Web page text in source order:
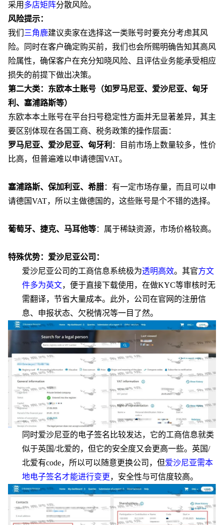
采用 多店矩阵分散风险。
风险提示：
我们 三角鹿建议卖家在选择这一类账号时要充分考虑其风
险。同时在客户确定购买前，我们也会所赐明确告知其高风
险属性，确保客户在充分知晓风险、且评估业务能承受相应
损失的前提下做出决策。
第二大类：东欧本土账号（如罗马尼亚、爱沙尼亚、匈牙
利、塞浦路斯等）
东欧本本土账号在平台扫号稳定性方面并无显著差异，其主
要区别体现在各国工商、税务政策的操作层面：
罗马尼亚、爱沙尼亚、匈牙利 ：目前市场上数量较多，性价
比高，但普遍难以申请德国VAT。
塞浦路斯、保加利亚、希腊：有一定市场存量， 而且可以申
请德国VAT， 所以主做德国的，这些账号是个不错的选择。
葡萄牙、捷克、马耳他等：属于稀缺资源，市场价格较高。
特殊优势：爱沙尼亚公司：
爱沙尼亚公司的工商信息系统极为透明高效。其官方文
件多为英文，便于直接下载使用，在做KYC等审核时无
需翻译，节省大量成本。此外，公司在官网的注册信
息、申报状态、欠税情况等一目了然。
同时爱沙尼亚的电子签名比较发达，它的工商信息就类
似于英国/北爱的，但它的安全度又会更高一些。英国/
北爱有code，所以可以随意更换公司，但爱沙尼亚需本
地电子签名才能进行变更 ，安全性与可信度较高。